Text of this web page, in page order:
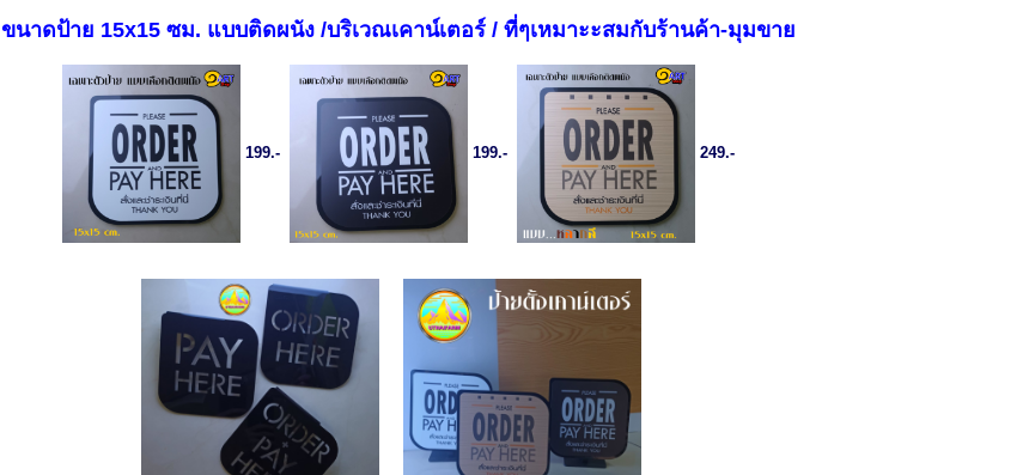
ขนาดป้าย 15x15 ซม. แบบติดผนัง /บริเวณเคาน์เตอร์ / ที่ๆเหมาะะสมกับร้านค้า-มุมขาย
199.- 199.- 249.-